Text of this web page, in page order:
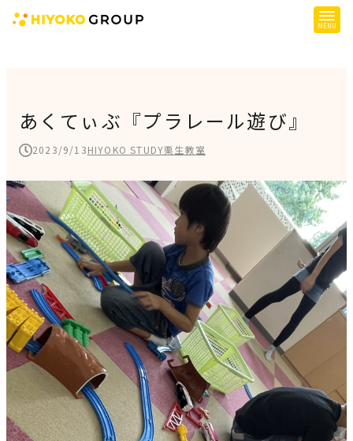
提供サービス
子育て支援
障がい児支援
障がい者支援
施設一覧
会社概要
お知らせ
採用情報
施設空き状況はこちら
見学申込・お問合せ
あくてぃぶ『プラレール遊び』
2023/9/13HIYOKO STUDY栗生教室